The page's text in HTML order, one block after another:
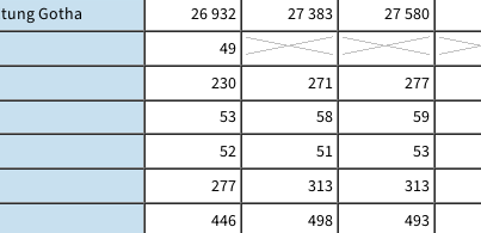
Gotha
26 932 27 383
27 580
49
230 271
277
53 58
59
52 51
53
277 313
313
446 498
493